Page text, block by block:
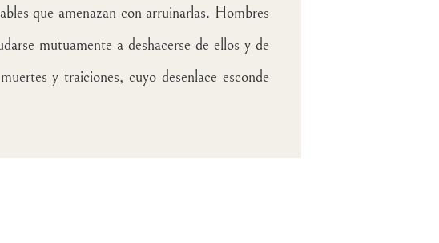
que amenazan con arruinarlas. Hombres
mutuamente a deshacerse de ellos y de
y traiciones, cuyo desenlace esconde